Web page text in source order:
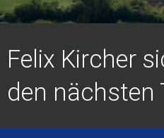
Felix Kircher
den nächsten